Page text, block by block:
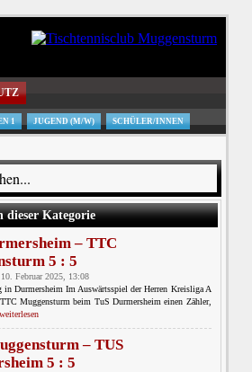
1 JUGEND (M/W) SCHÜLER/INNEN
dieser Kategorie
– TTC
5 : 5
Februar 2025, 13:08
in Durmersheim Im Auswärtsspiel der Herren Kreisliga A
Muggensturm beim TuS Durmersheim einen Zähler,
weiterlesen
– TUS
5 : 5